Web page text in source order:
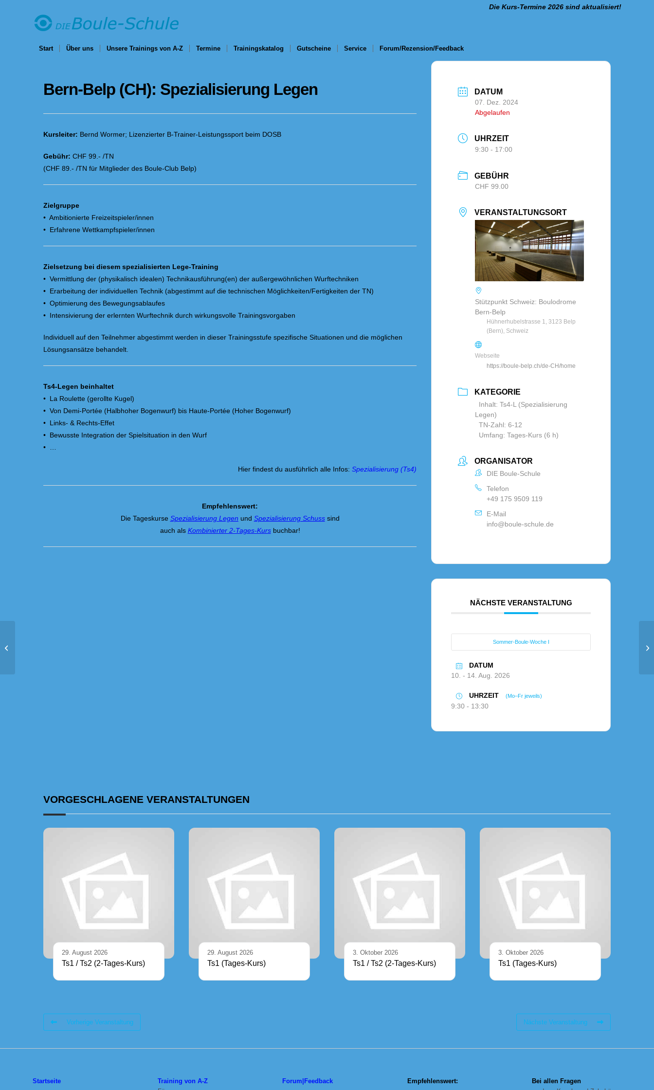
Die Kurs-Termine 2026 sind aktualisiert!
Start Über uns Unsere Trainings von A-Z Termine Trainingskatalog Gutscheine Service Forum/Rezension/Feedback
Bern-Belp (CH): Spezialisierung Legen
Kursleiter: Bernd Wormer; Lizenzierter B-Trainer-Leistungssport beim DOSB
Gebühr: CHF 99.- /TN
(CHF 89.- /TN für Mitglieder des Boule-Club Belp)
Zielgruppe
• Ambitionierte Freizeitspieler/innen
• Erfahrene Wettkampfspieler/innen
Zielsetzung bei diesem spezialisierten Lege-Training
• Vermittlung der (physikalisch idealen) Technikausführung(en) der außergewöhnlichen Wurftechniken
• Erarbeitung der individuellen Technik (abgestimmt auf die technischen Möglichkeiten/Fertigkeiten der TN)
• Optimierung des Bewegungsablaufes
• Intensivierung der erlernten Wurftechnik durch wirkungsvolle Trainingsvorgaben
Individuell auf den Teilnehmer abgestimmt werden in dieser Trainingsstufe spezifische Situationen und die möglichen
Lösungsansätze behandelt.
Ts4-Legen beinhaltet
• La Roulette (gerollte Kugel)
• Von Demi-Portée (Halbhoher Bogenwurf) bis Haute-Portée (Hoher Bogenwurf)
• Links- & Rechts-Effet
• Bewusste Integration der Spielsituation in den Wurf
• …
Hier findest du ausführlich alle Infos:Spezialisierung (Ts4)
Empfehlenswert:
Die Tageskurse Spezialisierung Legen und Spezialisierung Schuss sind
auch als Kombinierter 2-Tages-Kurs buchbar!
DATUM
07. Dez. 2024
Abgelaufen
UHRZEIT
9:30 - 17:00
GEBÜHR
CHF 99.00
VERANSTALTUNGSORT
Stützpunkt Schweiz: Boulodrome
Bern-Belp
Hühnerhubelstrasse 1, 3123 Belp
(Bern), Schweiz
Webseite
https://boule-belp.ch/de-CH/home
KATEGORIE
Inhalt: Ts4-L (Spezialisierung
Legen)
TN-Zahl: 6-12
Umfang: Tages-Kurs (6 h)
ORGANISATOR
DIE Boule-Schule
Telefon
+49 175 9509 119
E-Mail
info@boule-schule.de
NÄCHSTE VERANSTALTUNG
Sommer-Boule-Woche I
DATUM
10. - 14. Aug. 2026
UHRZEIT (Mo–Fr jeweils)
9:30 - 13:30
VORGESCHLAGENE VERANSTALTUNGEN
29. August 2026
Ts1 / Ts2 (2-Tages-Kurs)
29. August 2026
Ts1 (Tages-Kurs)
3. Oktober 2026
Ts1 / Ts2 (2-Tages-Kurs)
3. Oktober 2026
Ts1 (Tages-Kurs)
Vorherige Veranstaltung Nächste Veranstaltung
Startseite
Training von A-Z
Forum|Feedback Empfehlenswert:
Bei allen Fragen